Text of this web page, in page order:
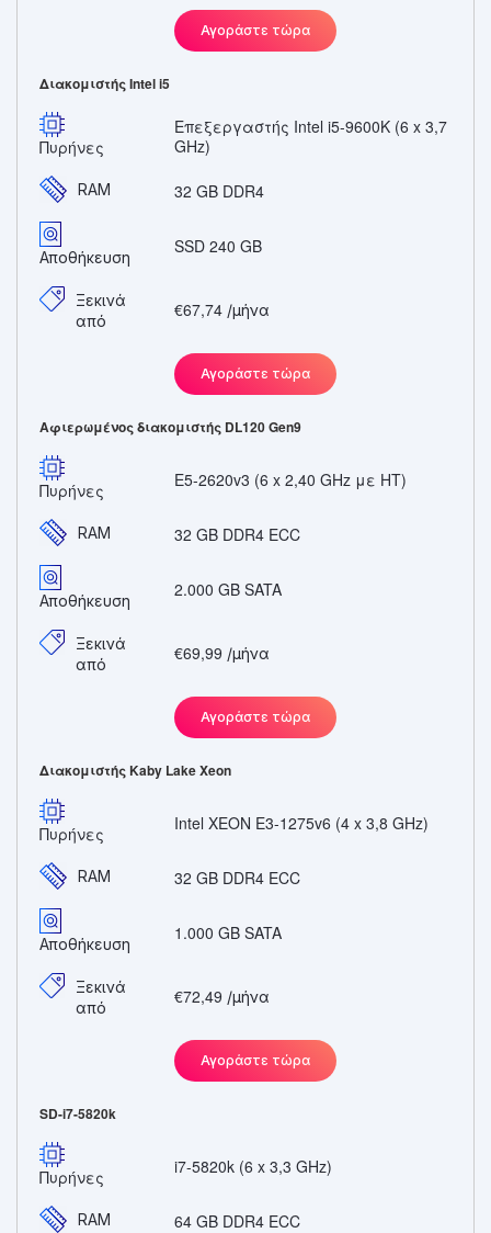
Αγοράστε τώρα
Διακομιστής Intel i5
Πυρήνες
Επεξεργαστής Intel i5-9600K (6 x 3,7
GHz)
RAM 32 GB DDR4
Αποθήκευση
SSD 240 GB
Ξεκινά
από
€67,74 /μήνα
Αγοράστε τώρα
Αφιερωμένος διακομιστής DL120 Gen9
Πυρήνες E5-2620v3 (6 x 2,40 GHz με HT)
RAM 32 GB DDR4 ECC
Αποθήκευση
2.000 GB SATA
Ξεκινά
από
€69,99 /μήνα
Αγοράστε τώρα
Διακομιστής Kaby Lake Xeon
Πυρήνες Intel XEON E3-1275v6 (4 x 3,8 GHz)
RAM 32 GB DDR4 ECC
Αποθήκευση
1.000 GB SATA
Ξεκινά
από
€72,49 /μήνα
Αγοράστε τώρα
SD-i7-5820k
Πυρήνες i7-5820k (6 x 3,3 GHz)
RAM 64 GB DDR4 ECC